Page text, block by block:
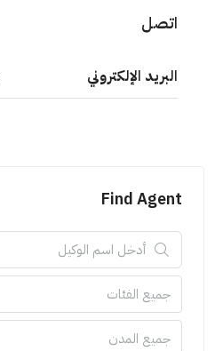
اتصل
البريد الإلكتروني
Find Agent
جميع الفئات
جميع المدن